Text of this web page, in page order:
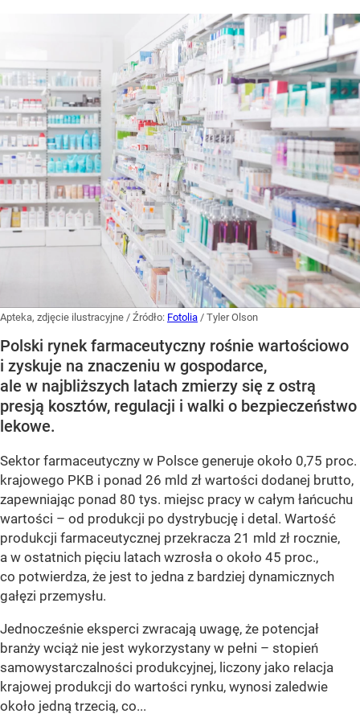
Apteka, zdjęcie ilustracyjne / Źródło: Fotolia / Tyler Olson
Polski rynek farmaceutyczny rośnie wartościowo
i zyskuje na znaczeniu w gospodarce,
ale w najbliższych latach zmierzy się z ostrą
presją kosztów, regulacji i walki o bezpieczeństwo
lekowe.
Sektor farmaceutyczny w Polsce generuje około 0,75 proc.
krajowego PKB i ponad 26 mld zł wartości dodanej brutto,
zapewniając ponad 80 tys. miejsc pracy w całym łańcuchu
wartości – od produkcji po dystrybucję i detal. Wartość
produkcji farmaceutycznej przekracza 21 mld zł rocznie,
a w ostatnich pięciu latach wzrosła o około 45 proc.,
co potwierdza, że jest to jedna z bardziej dynamicznych
gałęzi przemysłu.
Jednocześnie eksperci zwracają uwagę, że potencjał
branży wciąż nie jest wykorzystany w pełni – stopień
samowystarczalności produkcyjnej, liczony jako relacja
krajowej produkcji do wartości rynku, wynosi zaledwie
około jedną trzecią, co...